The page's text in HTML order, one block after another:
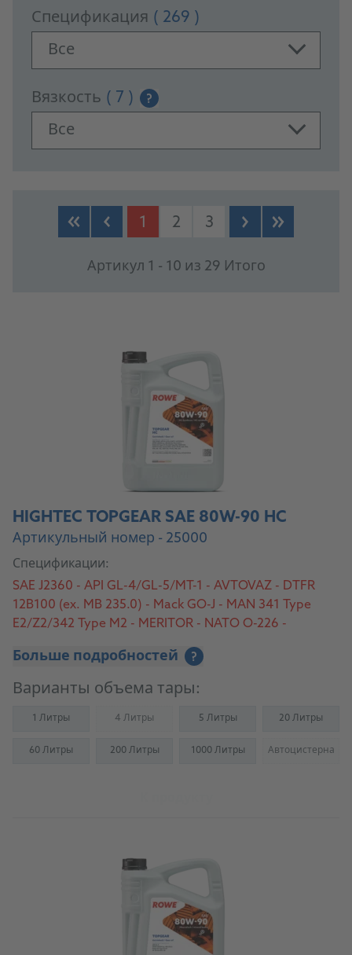
Спецификация ( 269 )
Все
Вязкость ( 7 ) ?
Все
PRODUCTS
1 2 3
Артикул 1 - 10 из 29 Итого
HIGHTEC TOPGEAR SAE 80W-90 HC
Артикульный номер - 25000
Спецификации:
SAE J2360 - API GL-4/GL-5/MT-1 - AVTOVAZ - DTFR
12B100 (ex. MB 235.0) - Mack GO-J - MAN 341 Type
E2/Z2/342 Type M2 - MERITOR - NATO O-226 -
16B/C/D, 17A/B, 19B, 21A
Больше подробностей ?
Варианты объема тары:
1 Литры 4 Литры(Not available) 5 Литры 20 Литры
60 Литры 200 Литры 1000 Литры Автоцистерна
(Not